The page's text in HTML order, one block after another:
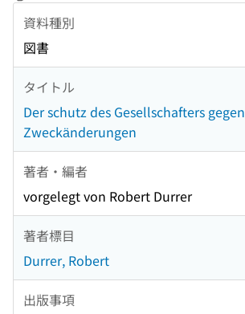
資料種別
図書
タイトル
Der schutz des Gesellschafters gegen
Zweckänderungen
著者・編者
vorgelegt von Robert Durrer
著者標目
Durrer, Robert
出版事項